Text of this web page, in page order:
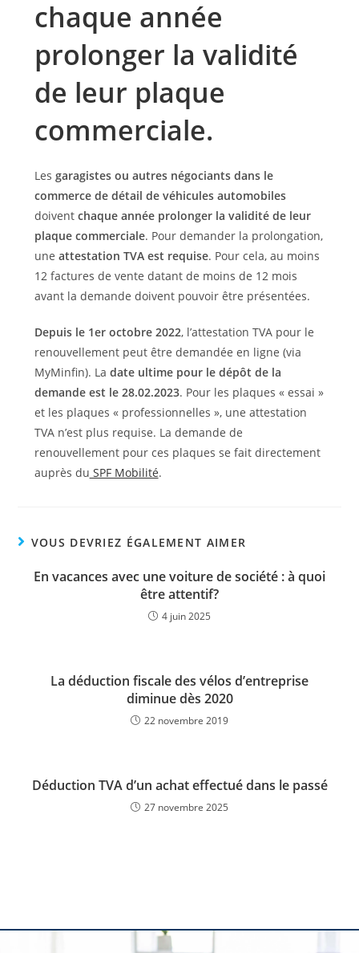
chaque année
prolonger la validité
de leur plaque
commerciale.
Les garagistes ou autres négociants dans le
commerce de détail de véhicules automobiles
doiventchaque année prolonger la validité de leur
plaque commerciale. Pour demander la prolongation,
une attestation TVA est requise. Pour cela, au moins
12 factures de vente datant de moins de 12 mois
avant la demande doivent pouvoir être présentées.
Depuis le 1er octobre 2022, l’attestation TVA pour le
renouvellement peut être demandée en ligne (via
MyMinfin). La date ultime pour le dépôt de la
demande est le 28.02.2023. Pour les plaques « essai »
et les plaques « professionnelles », une attestation
TVA n’est plus requise. La demande de
renouvellement pour ces plaques se fait directement
auprès du SPF Mobilité.
VOUS DEVRIEZ ÉGALEMENT AIMER
En vacances avec une voiture de société : à quoi
être attentif?
4 juin 2025
La déduction fiscale des vélos d’entreprise
diminue dès 2020
22 novembre 2019
Déduction TVA d’un achat effectué dans le passé
27 novembre 2025